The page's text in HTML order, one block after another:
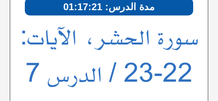
مدة الدرس: 01:17:21
سورة الحشر، الآيات:
22-23 / الدرس 7